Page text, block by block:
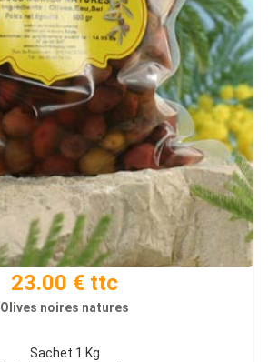
23.00 € ttc
Olives noires natures
Sachet 1 Kg